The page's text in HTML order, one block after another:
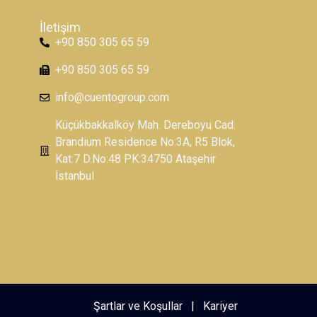
İletişim
+90 850 305 65 59
+90 850 305 65 59
info@cuentogroup.com
Küçükbakkalköy Mah. Dereboyu Cad.
Brandium Residence No:3A, R5 Blok,
Kat:7 D.No:48 PK:34750 Ataşehir
İstanbul
Şartlar ve Koşullar | Kariyer